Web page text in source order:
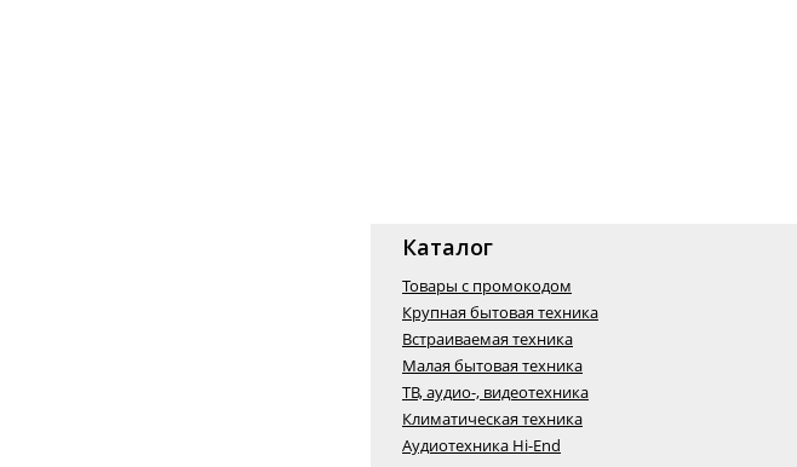
Каталог
Товары с промокодом
Крупная бытовая техника
Встраиваемая техника
Малая бытовая техника
ТВ, аудио-, видеотехника
Климатическая техника
Аудиотехника Hi-End